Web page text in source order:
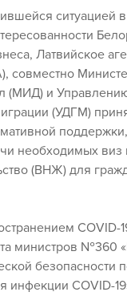
ситуацией
Латвийское
совместно
(МИД) и
(УДГМ)
необходимых
(ВНЖ) для
COVID-
министров №360
безопасности
инфекции COVID-